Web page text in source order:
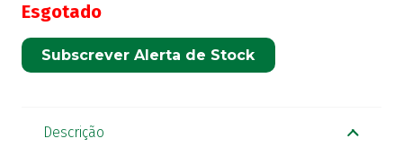
Esgotado
Subscrever Alerta de Stock
Descrição